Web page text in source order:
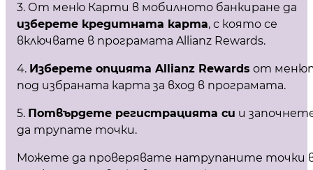
3. От меню Карти в мобилното банкиране да
изберете кредитната карта, с която се
включвате в програмата Allianz Rewards.
4. Изберете опцията Allianz Rewards от
под избраната карта за вход в програмата.
5. Потвърдете регистрацията си и
да трупате точки.
Можете да проверявате натрупаните точки